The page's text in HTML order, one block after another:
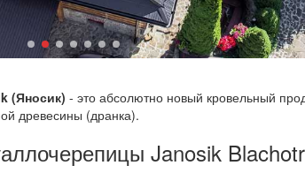
(Яносик) - это абсолютно новый кровельный
древесины (дранка).
Janosik